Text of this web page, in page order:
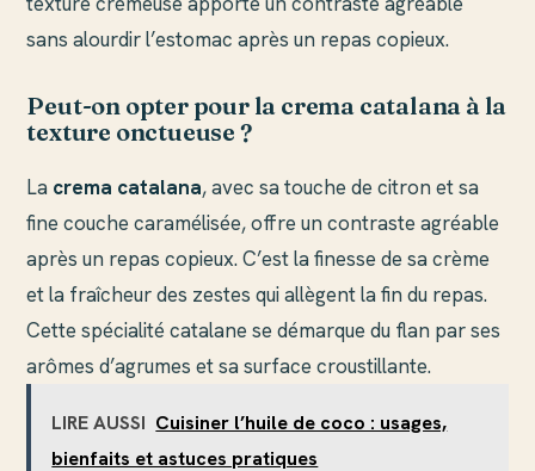
sans alourdir l’estomac après un repas copieux.
Peut-on opter pour la crema catalana à la
texture onctueuse ?
La crema catalana, avec sa touche de citron et sa
fine couche caramélisée, offre un contraste agréable
après un repas copieux. C’est la finesse de sa crème
et la fraîcheur des zestes qui allègent la fin du repas.
Cette spécialité catalane se démarque du flan par ses
arômes d’agrumes et sa surface croustillante.
LIRE AUSSI Cuisiner l’huile de coco : usages,
bienfaits et astuces pratiques